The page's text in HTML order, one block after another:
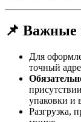
📌 Важные
Для
точный
упаковки и
Разгрузка,